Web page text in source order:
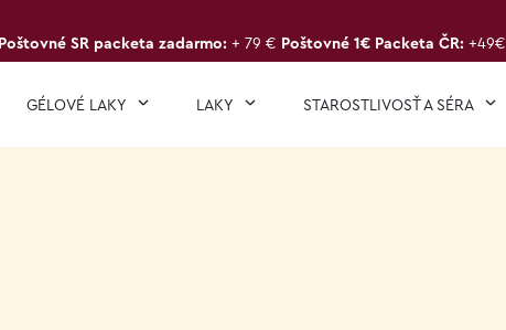
Poštovné SR packeta zadarmo: + 79 € Poštovné 1€ Packeta ČR: +49€
GÉLOVÉ LAKY LAKY STAROSTLIVOSŤ A SÉRA